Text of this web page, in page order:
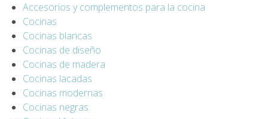
Accesorios y complementos para la cocina
Cocinas
Cocinas blancas
Cocinas de diseño
Cocinas de madera
Cocinas lacadas
Cocinas modernas
Cocinas negras